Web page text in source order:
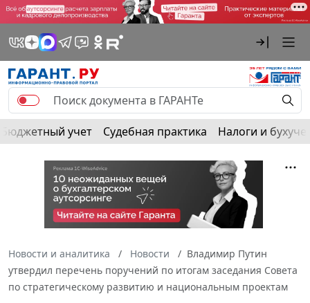
Бюджетный учет Судебная практика Налоги и
Новости и аналитика Новости
Владимир Путин
утвердил перечень поручений по итогам заседания Совета
по стратегическому развитию и национальным проектам